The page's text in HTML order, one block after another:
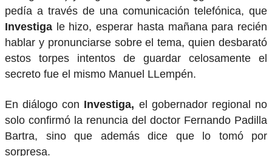
pedía a través de una comunicación telefónica, que
Investiga le hizo, esperar hasta mañana para recién
hablar y pronunciarse sobre el tema, quien desbarató
estos torpes intentos de guardar celosamente el
secreto fue el mismo Manuel LLempén.
En diálogo con Investiga, el gobernador regional no
solo confirmó la renuncia del doctor Fernando Padilla
Bartra, sino que además dice que lo tomó por
sorpresa.